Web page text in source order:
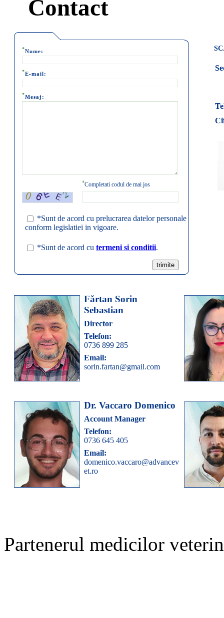
Contact
*Nume:
*E-mail:
*Mesaj:
*Completati codul de mai jos
*Sunt de acord cu prelucrarea datelor personale
conform legislatiei in vigoare.
*Sunt de acord cu termeni si conditii.
Fărtan Sorin
Sebastian
Director
Telefon:
0736 899 285
Email:
sorin.fartan@gmail.com
Dr. Vaccaro Domenico
Account Manager
Telefon:
0736 645 405
Email:
domenico.vaccaro@advancev
et.ro
Partenerul medicilor